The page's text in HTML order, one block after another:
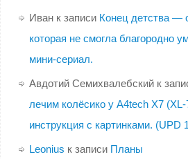
Иванк записи Конец детства —
которая не смогла благородно
мини-сериал.
Авдотий Семихвалебскийк
лечим колёсико у A4tech X7
инструкция с картинками. (UPD
Leonius к записи Планы